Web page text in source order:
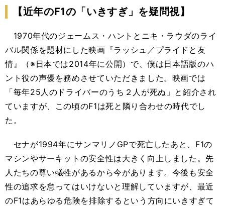
【近年のF1の「いきすぎ」を疑問視】
1970年代のジェームス・ハントとニキ・ラウダのライ
バル関係を題材にした映画『ラッシュ／プライドと友
情』（※日本では2014年に公開）で、僕は日本語版のハ
ント役の声優を務めさせていただきました。映画では
「毎年25人のドライバーのうち２人が死ぬ」と紹介され
ていますが、この頃のF1は死と隣り合わせの時代でし
た。
セナが1994年にサンマリノGPで死亡したあと、F1の
マシンやサーキットの安全性は大きく向上しました。先
人たちの尊い犠牲があるから今があります。今後も安全
性の追求を怠ってはいけないと理解していますが、最近
のF1はあらゆる危険を排除するという方向にいきすぎて